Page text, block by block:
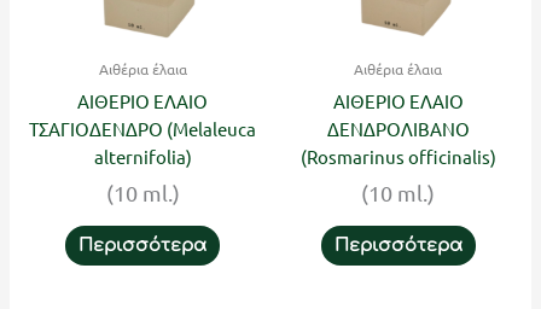
Αιθέρια έλαια
ΑΙΘΕΡΙΟ ΕΛΑΙΟ
ΤΣΑΓΙΟΔΕΝΔΡΟ (Melaleuca
alternifolia)
(10 ml.)
Περισσότερα
Αιθέρια έλαια
ΑΙΘΕΡΙΟ ΕΛΑΙΟ
ΔΕΝΔΡΟΛΙΒΑΝΟ
(Rosmarinus officinalis)
(10 ml.)
Περισσότερα